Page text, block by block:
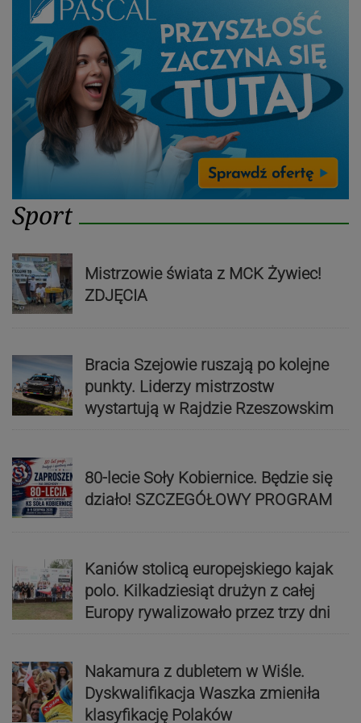
Sport
Mistrzowie świata z MCK Żywiec!
ZDJĘCIA
Bracia Szejowie ruszają po kolejne
punkty. Liderzy mistrzostw
wystartują w Rajdzie Rzeszowskim
80-lecie Soły Kobiernice. Będzie się
działo! SZCZEGÓŁOWY PROGRAM
Kaniów stolicą europejskiego kajak
polo. Kilkadziesiąt drużyn z całej
Europy rywalizowało przez trzy dni
Nakamura z dubletem w Wiśle.
Dyskwalifikacja Waszka zmieniła
klasyfikację Polaków